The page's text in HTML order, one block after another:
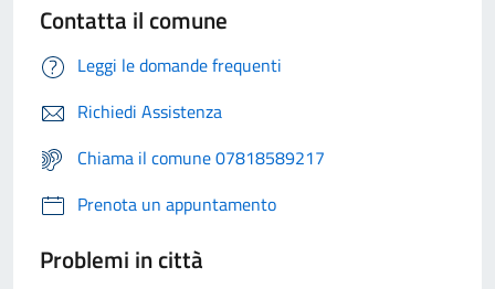
Contatta il comune
Leggi le domande frequenti
Richiedi Assistenza
Chiama il comune 07818589217
Prenota un appuntamento
Problemi in città